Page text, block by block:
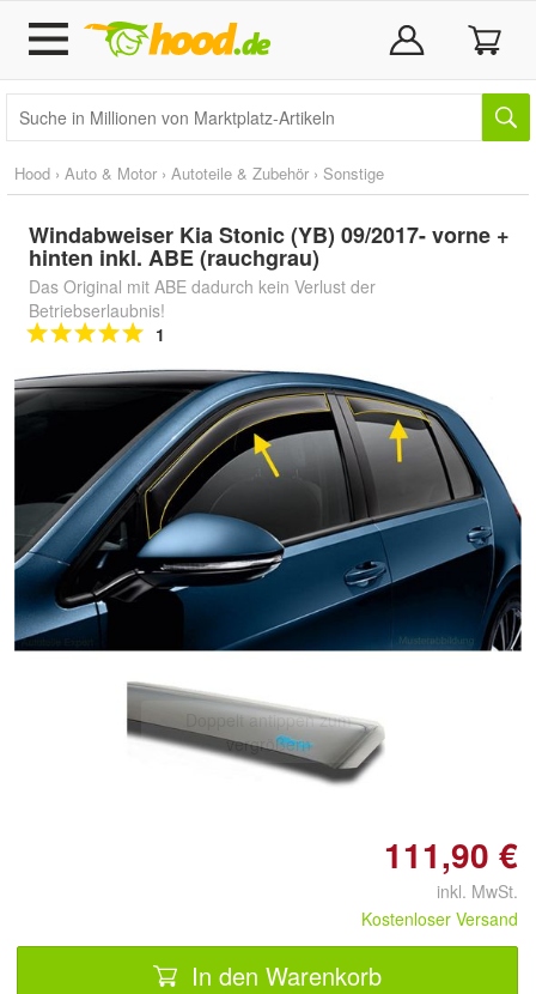
Hood › Auto & Motor › Autoteile & Zubehör › Sonstige
Windabweiser Kia Stonic (YB) 09/2017- vorne +
hinten inkl. ABE (rauchgrau)
Das Original mit ABE dadurch kein Verlust der
Betriebserlaubnis!
1
Doppelt antippen zum
vergrößern
111,90 €
inkl. MwSt.
Kostenloser Versand
In den Warenkorb